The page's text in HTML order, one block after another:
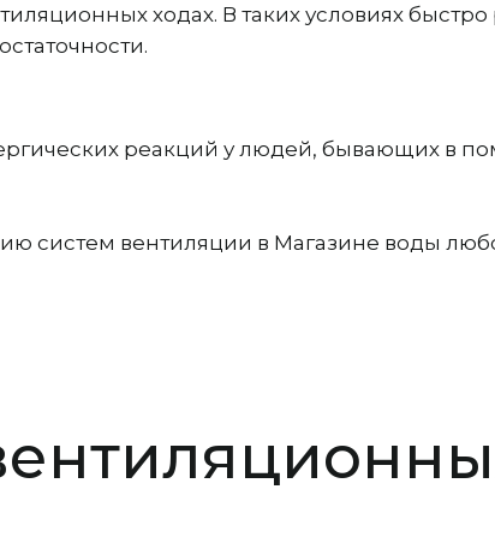
ходах. В таких условиях
реакций у людей, бывающих в
систем вентиляции в Магазине воды